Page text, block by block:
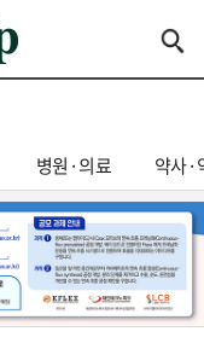
병원·의료 약사·